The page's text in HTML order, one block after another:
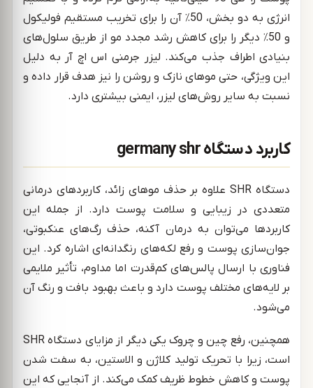
انرژی به دو بخش، 50٪ آن را برای تخریب مستقیم فولیکول
و 50٪ دیگر را برای کاهش رشد مجدد مو از طریق سلول‌های
بنیادی اطراف جذب می‌کند. لیزر جرمنی اس اچ آر به دلیل
این ویژگی، حتی موهای نازک و روشن را نیز هدف قرار داده و
نسبت به سایر روش‌های لیزر، ایمنی بیشتری دارد.
کاربرد دستگاه germany shr
دستگاه SHR علاوه بر حذف موهای زائد، کاربردهای درمانی
متعددی در زیبایی و سلامت پوست دارد. از جمله این
کاربردها می‌توان به درمان آکنه، حذف رگ‌های عنکبوتی،
جوان‌سازی پوست و رفع لکه‌های رنگدانه‌ای اشاره کرد. این
فناوری با ارسال پالس‌های کم‌قدرت اما مداوم، تأثیر ملایمی
بر لایه‌های مختلف پوست دارد و باعث بهبود بافت و رنگ آن
می‌شود.
همچنین، رفع چین و چروک یکی دیگر از مزایای دستگاه SHR
است، زیرا با تحریک تولید کلاژن و الاستین، به سفت شدن
پوست و کاهش خطوط ظریف کمک می‌کند. از آنجایی که این